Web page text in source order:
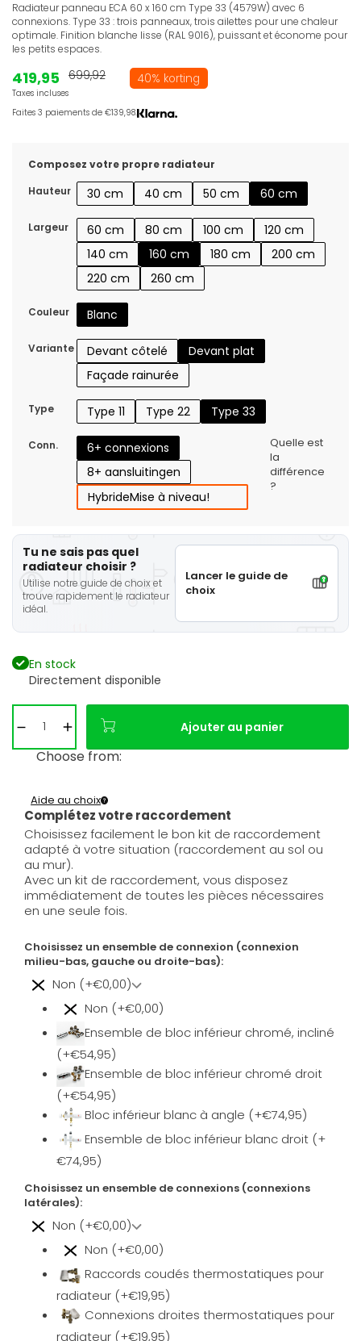
Radiateur panneau ECA 60 x 160 cm Type 33 (4579W) avec 6
connexions. Type 33 : trois panneaux, trois ailettes pour une chaleur
optimale. Finition blanche lisse (RAL 9016), puissant et économe pour
les petits espaces.
419,95
Taxes incluses
699,92 40% korting
Faites 3 paiements de €139,98.
Composez votre propre radiateur
Hauteur
30 cm 40 cm 50 cm 60 cm
Largeur 60 cm 80 cm 100 cm
120 cm
140 cm
160 cm 180 cm
200 cm
220 cm
260 cm
Couleur Blanc
Variante Devant côtelé
Devant plat
Façade rainurée
Type Type 11 Type 22 Type 33
Conn.
6+ connexions
8+ aansluitingen
HybrideMise à niveau!
Quelle est
la
différence
?
Tu ne sais pas quel
radiateur choisir ?
Utilise notre guide de choix et
trouve rapidement le radiateur
idéal.
Lancer le guide de
choix
En stock
Directement disponible
Ajouter au panier
Choose from:
Complétez votre raccordement
Aide au choix
Choisissez facilement le bon kit de raccordement
adapté à votre situation (raccordement au sol ou
au mur).
Avec un kit de raccordement, vous disposez
immédiatement de toutes les pièces nécessaires
en une seule fois.
Choisissez un ensemble de connexion (connexion
milieu-bas, gauche ou droite-bas):
Non (+€0,00)
Non (+€0,00)
Ensemble de bloc inférieur chromé, incliné
(+€54,95)
Ensemble de bloc inférieur chromé droit
(+€54,95)
Bloc inférieur blanc à angle (+€74,95)
Ensemble de bloc inférieur blanc droit (+
€74,95)
Choisissez un ensemble de connexions (connexions
latérales):
Non (+€0,00)
Non (+€0,00)
Raccords coudés thermostatiques pour
radiateur (+€19,95)
Connexions droites thermostatiques pour
radiateur (+€19,95)